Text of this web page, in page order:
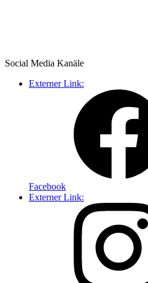
Social Media Kanäle
Externer Link:
Facebook
Externer Link: